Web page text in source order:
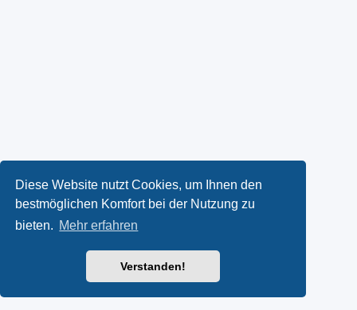
Diese Website nutzt Cookies, um Ihnen den
bestmöglichen Komfort bei der Nutzung zu
bieten. Mehr erfahren
Verstanden!